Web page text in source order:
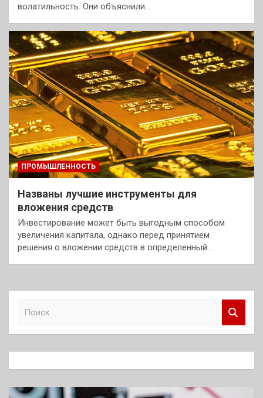
волатильность. Они объяснили…
ПРОМЫШЛЕННОСТЬ
Названы лучшие инструменты для
вложения средств
Инвестирование может быть выгодным способом
увеличения капитала, однако перед принятием
решения о вложении средств в определенный…
к